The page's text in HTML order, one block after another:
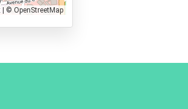
© OpenStreetMap